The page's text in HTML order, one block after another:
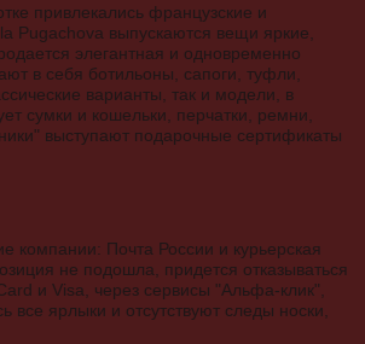
привлекались французские и
Pugachova выпускаются вещи яркие,
элегантная и одновременно
в себя ботильоны, сапоги, туфли,
варианты, так и модели, в
сумки и кошельки, перчатки, ремни,
выступают подарочные сертификаты
компании: Почта России и курьерская
не подошла, придется отказываться
и Visa, через сервисы "Альфа-клик",
ярлыки и отсутствуют следы носки,